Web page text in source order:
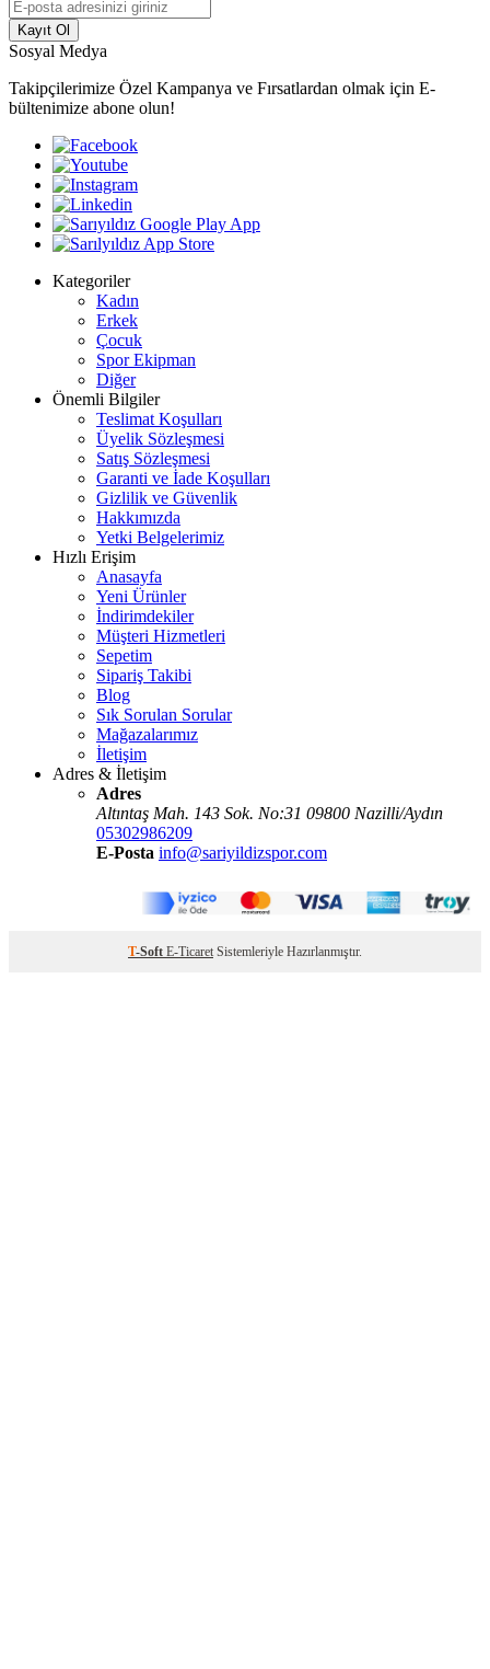
Kayıt Ol
Sosyal Medya
Takipçilerimize Özel Kampanya ve Fırsatlardan olmak için E-
bültenimize abone olun!
Kategoriler
Kadın
Erkek
Çocuk
Spor Ekipman
Diğer
Önemli Bilgiler
Teslimat Koşulları
Üyelik Sözleşmesi
Satış Sözleşmesi
Garanti ve İade Koşulları
Gizlilik ve Güvenlik
Hakkımızda
Yetki Belgelerimiz
Hızlı Erişim
Anasayfa
Yeni Ürünler
İndirimdekiler
Müşteri Hizmetleri
Sepetim
Sipariş Takibi
Blog
Sık Sorulan Sorular
Mağazalarımız
İletişim
Adres & İletişim
Adres
Altıntaş Mah. 143 Sok. No:31 09800 Nazilli/Aydın
05302986209
E-Posta info@sariyildizspor.com
T-Soft E-Ticaret Sistemleriyle Hazırlanmıştır.